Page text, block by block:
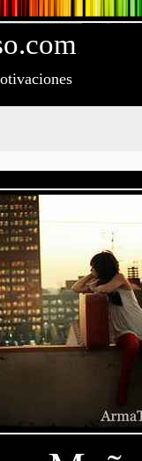
.com